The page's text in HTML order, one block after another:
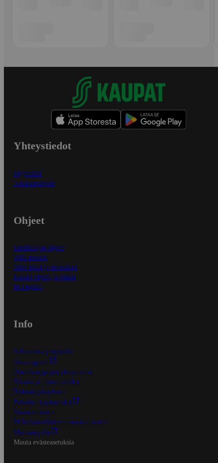
Yhteystiedot
Myymälät
Asiakaspalvelu
Ohjeet
Ensitilaajan ohjeet
Näin maksat
Näin tilaat ja muokkaat
Kaikki ohjeet ja vinkit
In English
Info
S-Business yrityksille
Oiva-raportit
Osuuskauppojen yhteystiedot
Tilaus- ja toimitusehdot
Tietosuojakäytäntö
Palvelun käyttöehdot
Saavutettavuus
Mobiilisovelluksen saavutettavuus
Mainostajalle
Muuta evästeasetuksia